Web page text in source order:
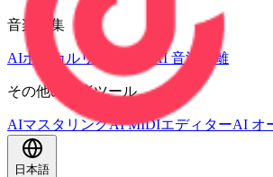
音楽編集
AIボーカルリムーバー AI 音源分離
その他の音楽ツール
AIマスタリングAI MIDIエディターAI オ
日本語